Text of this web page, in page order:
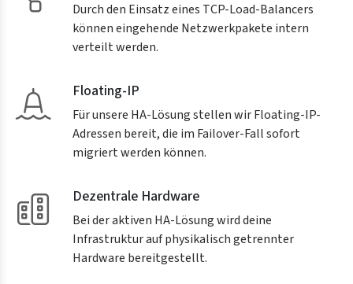
Durch den Einsatz eines TCP-Load-Balancers
können eingehende Netzwerkpakete intern
verteilt werden.
Floating-IP
Für unsere HA-Lösung stellen wir Floating-IP-
Adressen bereit, die im Failover-Fall sofort
migriert werden können.
Dezentrale Hardware
Bei der aktiven HA-Lösung wird deine
Infrastruktur auf physikalisch getrennter
Hardware bereitgestellt.